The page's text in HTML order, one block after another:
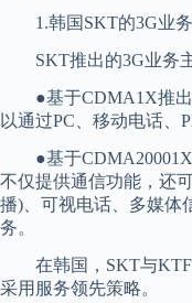
1.韩国SKT的3G业务
SKT推出的3G业务主
●基于CDMA1X推出
以通过PC、移动电话、
●基于
不仅提供通信功能，还
播)、可视电话、多媒体
务。
在韩国，SKT与KTF
采用服务领先策略。